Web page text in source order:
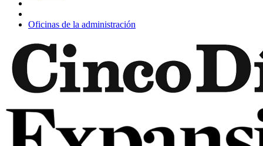
Oficinas de la administración